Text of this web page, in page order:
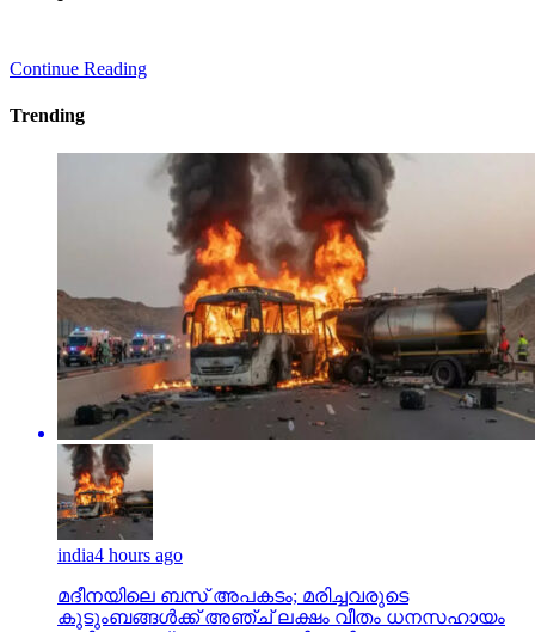
Continue Reading
Trending
india4 hours ago
മദീനയിലെ ബസ് അപകടം; മരിച്ചവരുടെ
കുടുംബങ്ങള്‍ക്ക് അഞ്ച് ലക്ഷം വീതം ധനസഹായം